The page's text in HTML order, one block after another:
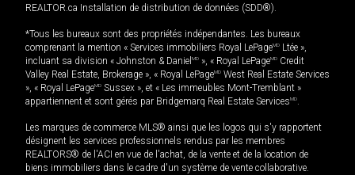
REALTOR.ca Installation de distribution de données (SDD®).
*Tous les bureaux sont des propriétés indépendantes. Les bureaux
comprenant la mention « Services immobiliers Royal LePageMD Ltée »,
incluant sa division « Johnston & Daniel MD », « Royal LePageMD Credit
Valley Real Estate, Brokerage », « Royal LePageMD West Real Estate Services
», « Royal LePageMD Sussex », et « Les immeubles Mont-Tremblant »
appartiennent et sont gérés par Bridgemarq Real Estate ServicesMD.
Les marques de commerce MLS® ainsi que les logos qui s'y rapportent
désignent les services professionnels rendus par les membres
REALTORS® de l'ACI en vue de l'achat, de la vente et de la location de
biens immobiliers dans le cadre d'un système de vente collaborative.